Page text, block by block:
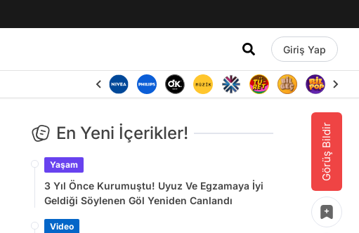
Giriş Yap
Görüş Bildir
En Yeni İçerikler!
Yaşam
3 Yıl Önce Kurumuştu! Uyuz Ve Egzamaya İyi
Geldiği Söylenen Göl Yeniden Canlandı
Video